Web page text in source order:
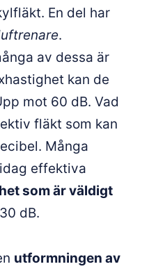
En del har
.
av dessa är
kan de
mot 60 dB. Vad
fläkt som kan
Många
effektiva
som är väldigt
dB.
utformningen av